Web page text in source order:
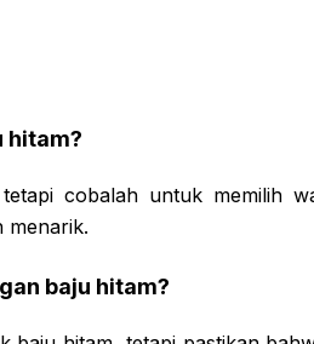
hitam?
cobalah untuk memilih
menarik.
baju hitam?